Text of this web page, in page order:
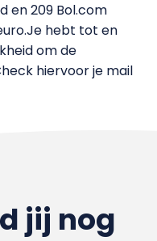
en 209 Bol.com
hebt tot en
om de
hiervoor je mail
jij nog